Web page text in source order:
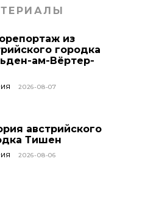
из
городка
ам-Вёртер-
2026-08-07
австрийского
Тишен
2026-08-06